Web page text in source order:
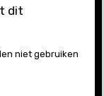
dit
niet gebruiken